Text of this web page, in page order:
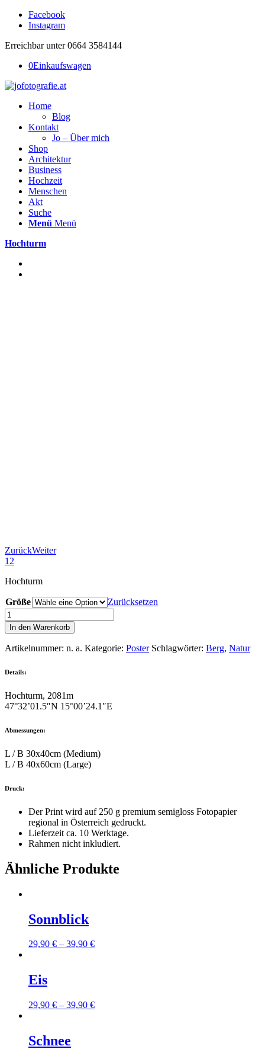
Facebook
Instagram
Erreichbar unter 0664 3584144
0Einkaufswagen
Home
Blog
Kontakt
Jo – Über mich
Shop
Architektur
Business
Hochzeit
Menschen
Akt
Suche
Menü Menü
Hochturm
ZurückWeiter
1 2
Hochturm
Größe
Zurücksetzen
Hochturm
Menge
In den Warenkorb
Artikelnummer: n. a. Kategorie: Poster Schlagwörter: Berg, Natur
Details:
Hochturm, 2081m
47°32’01.5″N 15°00’24.1″E
Abmessungen:
L / B 30x40cm (Medium)
L / B 40x60cm (Large)
Druck:
Der Print wird auf 250 g premium semigloss Fotopapier
regional in Österreich gedruckt.
Lieferzeit ca. 10 Werktage.
Rahmen nicht inkludiert.
Ähnliche Produkte
Sonnblick
29,90 € – 39,90 €
Eis
29,90 € – 39,90 €
Schnee